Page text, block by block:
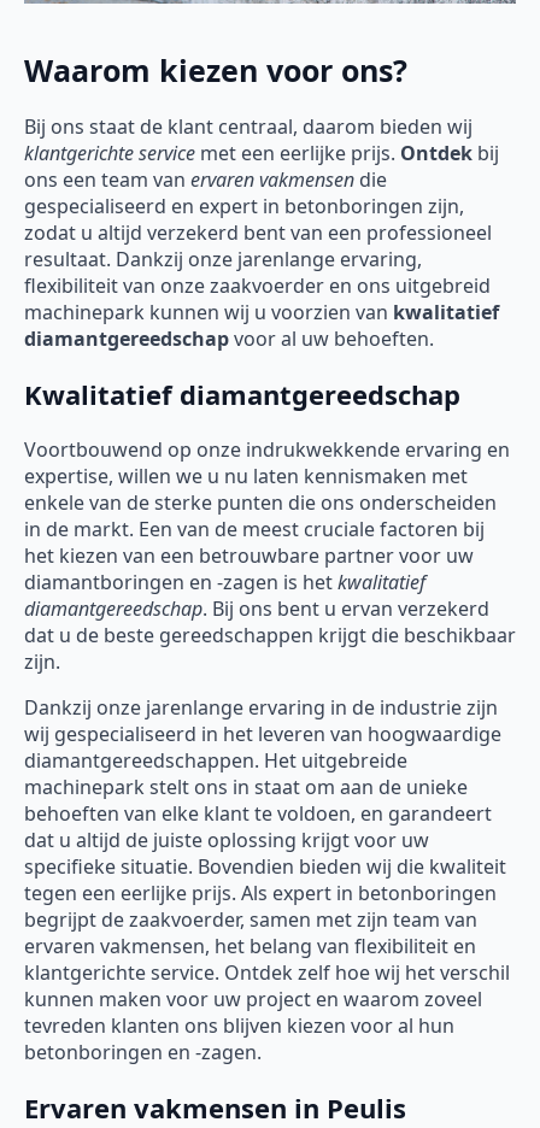
Waarom kiezen voor ons?
Bij ons staat de klant centraal, daarom bieden wij
klantgerichte service met een eerlijke prijs. Ontdek bij
ons een team van ervaren vakmensen die
gespecialiseerd en expert in betonboringen zijn,
zodat u altijd verzekerd bent van een professioneel
resultaat. Dankzij onze jarenlange ervaring,
flexibiliteit van onze zaakvoerder en ons uitgebreid
machinepark kunnen wij u voorzien van kwalitatief
diamantgereedschapvoor al uw behoeften.
Kwalitatief diamantgereedschap
Voortbouwend op onze indrukwekkende ervaring en
expertise, willen we u nu laten kennismaken met
enkele van de sterke punten die ons onderscheiden
in de markt. Een van de meest cruciale factoren bij
het kiezen van een betrouwbare partner voor uw
diamantboringen en -zagen is hetkwalitatief
diamantgereedschap. Bij ons bent u ervan verzekerd
dat u de beste gereedschappen krijgt die beschikbaar
zijn.
Dankzij onze jarenlange ervaring in de industrie zijn
wij gespecialiseerd in het leveren van hoogwaardige
diamantgereedschappen. Het uitgebreide
machinepark stelt ons in staat om aan de unieke
behoeften van elke klant te voldoen, en garandeert
dat u altijd de juiste oplossing krijgt voor uw
specifieke situatie. Bovendien bieden wij die kwaliteit
tegen een eerlijke prijs. Als expert in betonboringen
begrijpt de zaakvoerder, samen met zijn team van
ervaren vakmensen, het belang van flexibiliteit en
klantgerichte service. Ontdek zelf hoe wij het verschil
kunnen maken voor uw project en waarom zoveel
tevreden klanten ons blijven kiezen voor al hun
betonboringen en -zagen.
Ervaren vakmensen in Peulis